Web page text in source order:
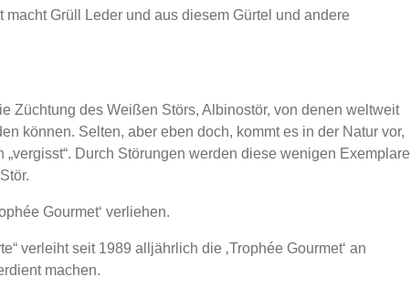
Grüll Leder und aus diesem Gürtel und andere
Züchtung des Weißen Störs, Albinostör, von denen weltweit
können. Selten, aber eben doch, kommt es in der Natur vor,
Durch Störungen werden diese wenigen Exemplare
Gourmet‘ verliehen.
verleiht seit 1989 alljährlich die ‚Trophée Gourmet‘ an
machen.